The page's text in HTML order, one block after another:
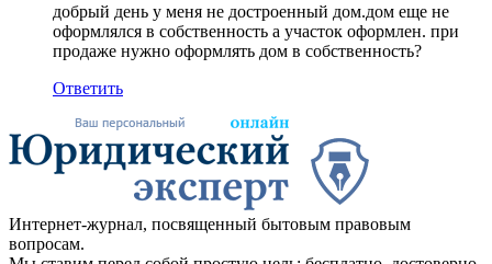
добрый день у меня не достроенный дом.дом еще не
оформлялся в собственность а участок оформлен. при
продаже нужно оформлять дом в собственность?
Ответить
Интернет-журнал, посвященный бытовым правовым
вопросам.